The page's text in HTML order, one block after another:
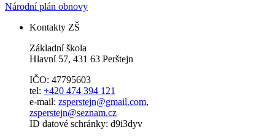
Národní plán obnovy
Kontakty ZŠ
Základní škola
Hlavní 57, 431 63 Perštejn
IČO: 47795603
tel: +420 474 394 121
e-mail: zsperstejn@gmail.com,
zsperstejn@seznam.cz
ID datové schránky: d9i3dyv